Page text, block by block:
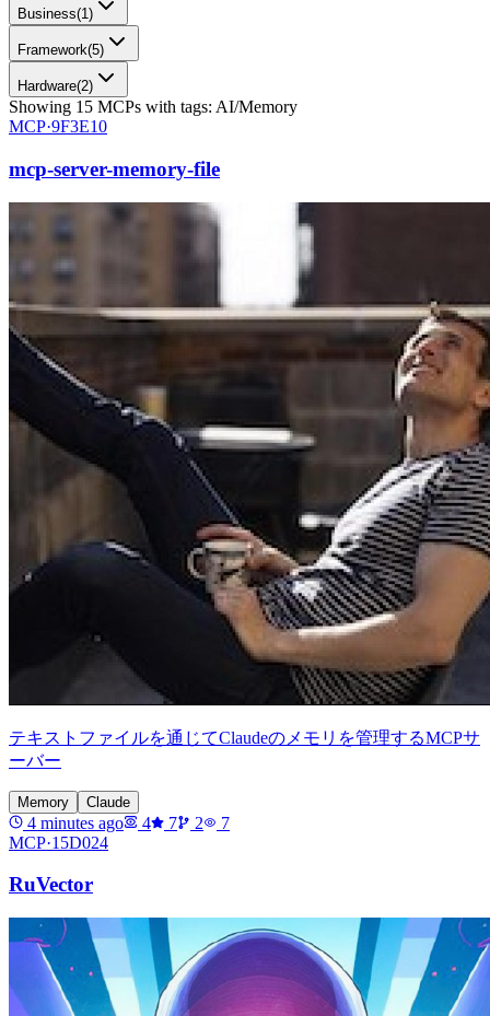
Business(1)
Framework(5)
Hardware(2)
Showing 15 MCPs with tags: AI/Memory
MCP·9F3E10
mcp-server-memory-file
テキストファイルを通じてClaudeのメモリを管理するMCPサ
ーバー
Memory Claude
4 minutes ago 4 7 2
7
MCP·15D024
RuVector